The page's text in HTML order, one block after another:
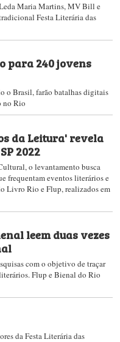
Maria Martins, MV Bill e
Festa Literária das
para 240 jovens
o Brasil, farão batalhas digitais
no Rio
da Leitura' revela
2022
o levantamento busca
frequentam eventos literários e
Livro Rio e Flup, realizados em
leem duas vezes
com o objetivo de traçar
Flup e Bienal do Rio
da Festa Literária das